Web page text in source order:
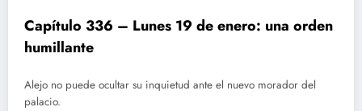
Capítulo 336 – Lunes 19 de enero: una orden
humillante
Alejo no puede ocultar su inquietud ante el nuevo morador del
palacio.